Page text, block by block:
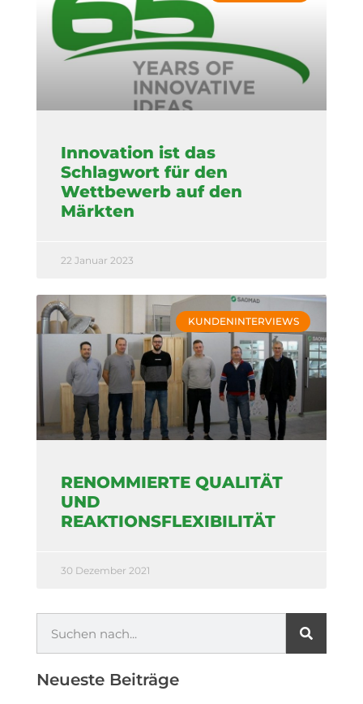
Innovation ist das
Schlagwort für den
Wettbewerb auf den
Märkten
22 Januar 2023
KUNDENINTERVIEWS
RENOMMIERTE QUALITÄT
UND
REAKTIONSFLEXIBILITÄT
30 Dezember 2021
Neueste Beiträge